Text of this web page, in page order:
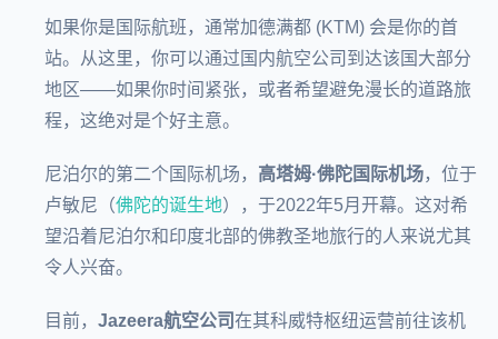
如果你是国际航班，通常加德满都 (KTM) 会是你的首
站。从这里，你可以通过国内航空公司到达该国大部分
地区——如果你时间紧张，或者希望避免漫长的道路旅
程，这绝对是个好主意。
尼泊尔的第二个国际机场， 高塔姆·佛陀国际机场，位于
卢敏尼（佛陀的诞生地），于2022年5月开幕。这对希
望沿着尼泊尔和印度北部的佛教圣地旅行的人来说尤其
令人兴奋。
目前， Jazeera航空公司 在其科威特枢纽运营前往该机